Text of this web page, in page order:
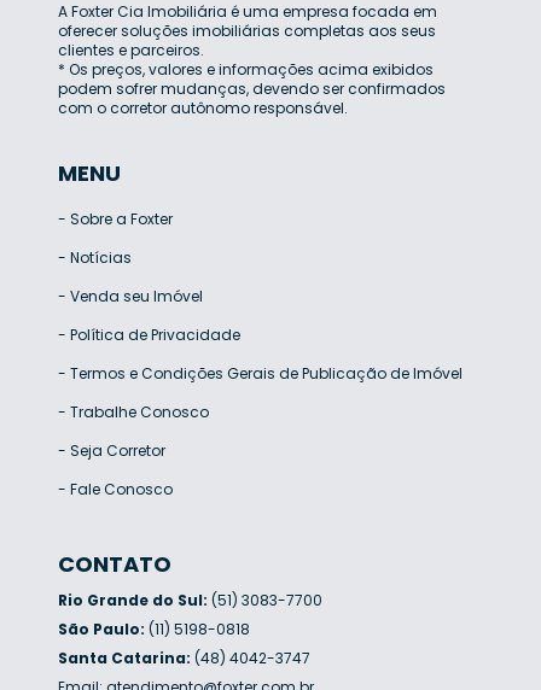
A Foxter Cia Imobiliária é uma empresa focada em
oferecer soluções imobiliárias completas aos seus
clientes e parceiros.
* Os preços, valores e informações acima exibidos
podem sofrer mudanças, devendo ser confirmados
com o corretor autônomo responsável.
MENU
- Sobre a Foxter
- Notícias
- Venda seu Imóvel
- Política de Privacidade
- Termos e Condições Gerais de Publicação de Imóvel
- Trabalhe Conosco
- Seja Corretor
- Fale Conosco
CONTATO
Rio Grande do Sul: (51) 3083-7700
São Paulo: (11) 5198-0818
Santa Catarina: (48) 4042-3747